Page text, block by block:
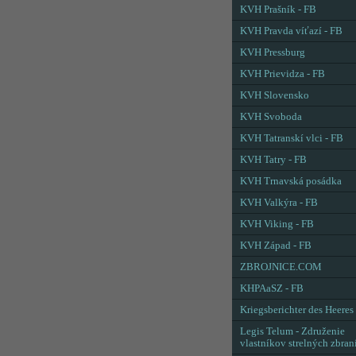
KVH Prašník - FB
KVH Pravda víťazí - FB
KVH Pressburg
KVH Prievidza - FB
KVH Slovensko
KVH Svoboda
KVH Tatranskí vlci - FB
KVH Tatry - FB
KVH Trnavská posádka
KVH Valkýra - FB
KVH Viking - FB
KVH Západ - FB
ZBROJNICE.COM
KHPAaSZ - FB
Kriegsberichter des Heeres
Legis Telum - Združenie
vlastníkov strelných